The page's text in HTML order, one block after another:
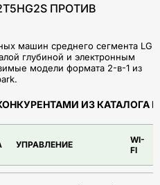
ПРОТИВ
машин среднего сегмента LG
глубиной и электронным
модели формата 2-в-1 из
ИЗ КАТАЛОГА
УПРАВЛЕНИЕ
WI-
FI